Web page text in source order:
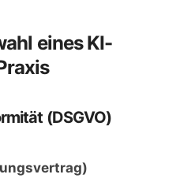
eines KI-
(DSGVO)